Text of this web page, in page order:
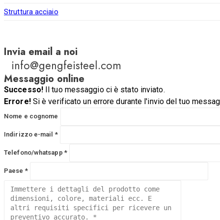
Struttura acciaio
Invia email a noi
info@gengfeisteel.com
Messaggio online
Successo!Il tuo messaggio ci è stato inviato.
Errore!Si è verificato un errore durante l'invio del tuo
Nome e cognome
Indirizzo e-mail *
Telefono/whatsapp *
Paese *